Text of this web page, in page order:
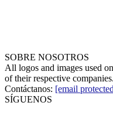
SOBRE NOSOTROS
All logos and images used
of their respective
Contáctanos: [email
SÍGUENOS